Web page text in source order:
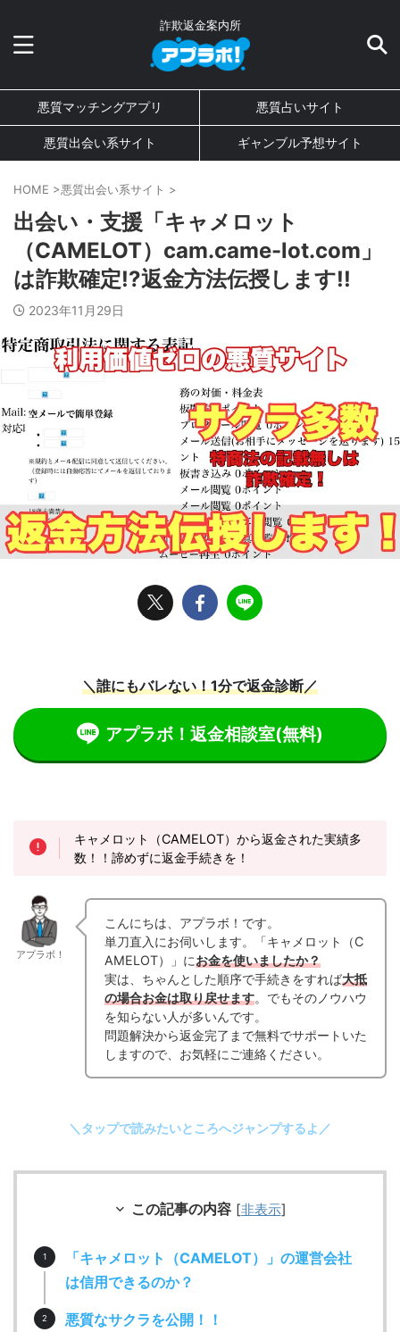
詐欺返金案内所
悪質マッチングアプリ 悪質占いサイト
悪質出会い系サイト ギャンブル予想サイト
HOME >悪質出会い系サイト >
出会い・支援「キャメロット
（CAMELOT）cam.came-lot.com」
は詐欺確定!?返金方法伝授します!!
2023年11月29日
＼誰にもバレない！1分で返金診断／
アプラボ！返金相談室(無料)
キャメロット（CAMELOT）から返金された実績多
数！！諦めずに返金手続きを！
アプラボ！
こんにちは、アプラボ！です。
単刀直入にお伺いします。「キャメロット（C
AMELOT）」にお金を使いましたか？
実は、ちゃんとした順序で手続きをすれば大抵
の場合お金は取り戻せます。でもそのノウハウ
を知らない人が多いんです。
問題解決から返金完了まで無料でサポートいた
しますので、お気軽にご連絡ください。
＼タップで読みたいところへジャンプするよ／
この記事の内容 [非表示]
「キャメロット（CAMELOT）」の運営会社
は信用できるのか？
悪質なサクラを公開！！